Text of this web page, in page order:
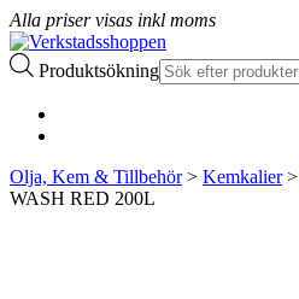
Alla priser visas inkl moms
Produktsökning
Olja, Kem & Tillbehör> Kemkalier>
WASH RED 200L